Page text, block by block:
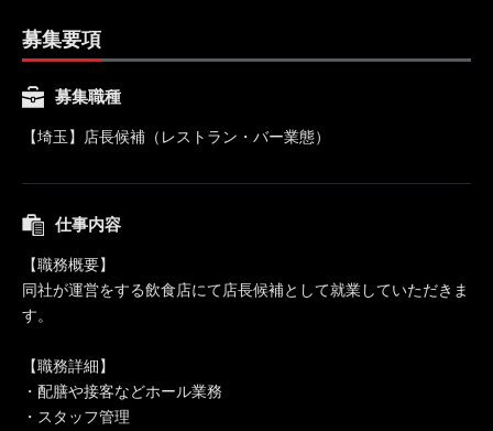
募集要項
募集職種
【埼玉】店長候補（レストラン・バー業態）
仕事内容
【職務概要】
同社が運営をする飲食店にて店長候補として就業していただきま
す。
【職務詳細】
・配膳や接客などホール業務
・スタッフ管理